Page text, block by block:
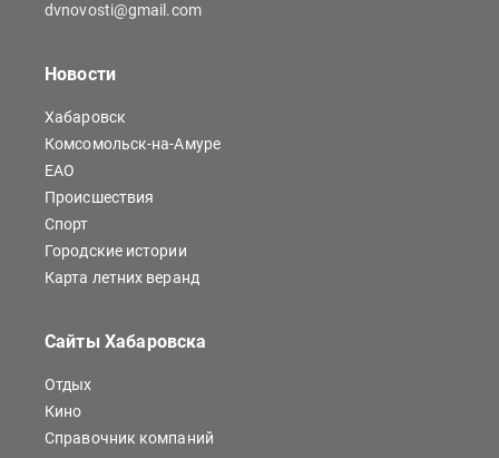
dvnovosti@gmail.com
Новости
Хабаровск
Комсомольск-на-Амуре
ЕАО
Происшествия
Спорт
Городские истории
Карта летних веранд
Сайты Хабаровска
Отдых
Кино
Справочник компаний